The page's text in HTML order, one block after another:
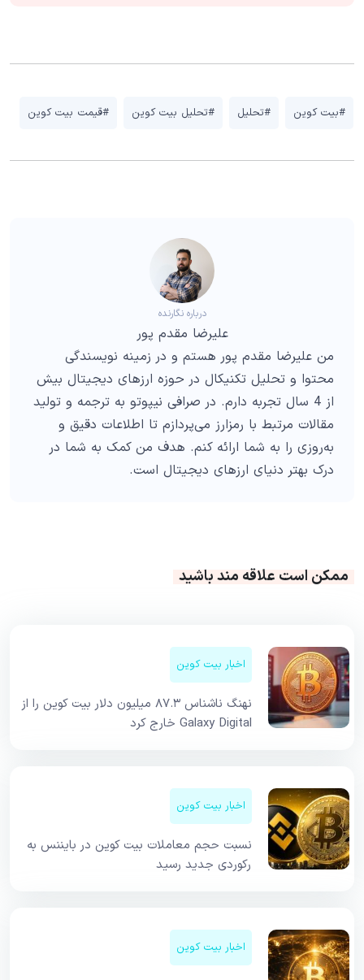
#بیت کوین #تحلیل #تحلیل بیت کوین #قیمت بیت کوین
درباره نگارنده
علیرضا مقدم پور
من علیرضا مقدم پور هستم و در زمینه نویسندگی
محتوا و تحلیل تکنیکال در حوزه ارزهای دیجیتال بیش
از 4 سال تجربه دارم. در صرافی نیپوتو به ترجمه و تولید
مقالات مرتبط با رمزارز می‌پردازم تا اطلاعات دقیق و
به‌روزی را به شما ارائه کنم. هدف من کمک به شما در
درک بهتر دنیای ارزهای دیجیتال است.
ممکن است علاقه مند باشید
اخبار بیت کوین
نهنگ ناشناس ۸۷.۳ میلیون دلار بیت کوین را از
Galaxy Digital خارج کرد
اخبار بیت کوین
نسبت حجم معاملات بیت کوین در بایننس به
رکوردی جدید رسید
اخبار بیت کوین